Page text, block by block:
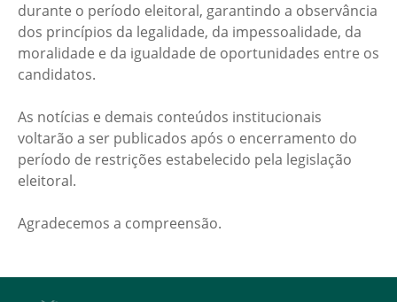
durante o período eleitoral, garantindo a observância
dos princípios da legalidade, da impessoalidade, da
moralidade e da igualdade de oportunidades entre os
candidatos.
As notícias e demais conteúdos institucionais
voltarão a ser publicados após o encerramento do
período de restrições estabelecido pela legislação
eleitoral.
Agradecemos a compreensão.